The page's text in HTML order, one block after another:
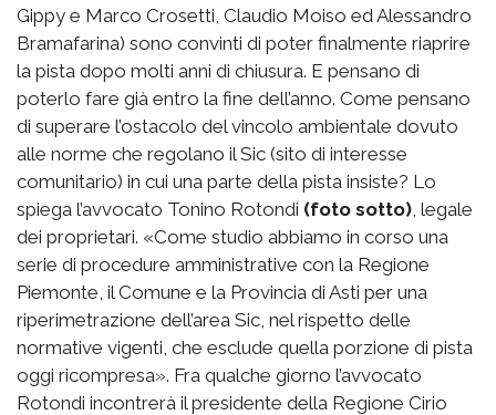
Gippy e Marco Crosetti, Claudio Moiso ed Alessandro
Bramafarina) sono convinti di poter finalmente riaprire
la pista dopo molti anni di chiusura. E pensano di
poterlo fare già entro la fine dell’anno. Come pensano
di superare l’ostacolo del vincolo ambientale dovuto
alle norme che regolano il Sic (sito di interesse
comunitario) in cui una parte della pista insiste? Lo
spiega l’avvocato Tonino Rotondi (foto sotto) , legale
dei proprietari. «Come studio abbiamo in corso una
serie di procedure amministrative con la Regione
Piemonte, il Comune e la Provincia di Asti per una
riperimetrazione dell’area Sic, nel rispetto delle
normative vigenti, che esclude quella porzione di pista
oggi ricompresa». Fra qualche giorno l’avvocato
Rotondi incontrerà il presidente della Regione Cirio